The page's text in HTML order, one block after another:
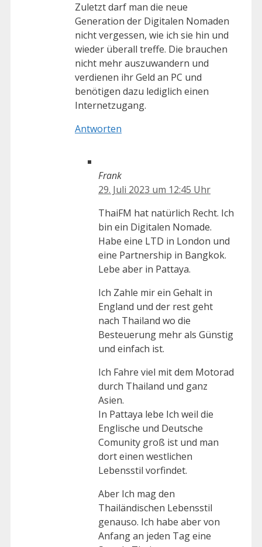
Zuletzt darf man die neue
Generation der Digitalen Nomaden
nicht vergessen, wie ich sie hin und
wieder überall treffe. Die brauchen
nicht mehr auszuwandern und
verdienen ihr Geld an PC und
benötigen dazu lediglich einen
Internetzugang.
Antworten
Frank
29. Juli 2023 um 12:45 Uhr
ThaiFM hat natürlich Recht. Ich
bin ein Digitalen Nomade.
Habe eine LTD in London und
eine Partnership in Bangkok.
Lebe aber in Pattaya.
Ich Zahle mir ein Gehalt in
England und der rest geht
nach Thailand wo die
Besteuerung mehr als Günstig
und einfach ist.
Ich Fahre viel mit dem Motorad
durch Thailand und ganz
Asien.
In Pattaya lebe Ich weil die
Englische und Deutsche
Comunity groß ist und man
dort einen westlichen
Lebensstil vorfindet.
Aber Ich mag den
Thailändischen Lebensstil
genauso. Ich habe aber von
Anfang an jeden Tag eine